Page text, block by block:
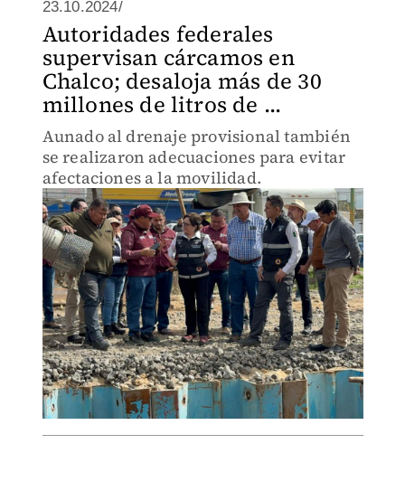
23.10.2024/
Autoridades federales
supervisan cárcamos en
Chalco; desaloja más de 30
millones de litros de ...
Aunado al drenaje provisional también
se realizaron adecuaciones para evitar
afectaciones a la movilidad.